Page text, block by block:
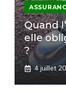
Quand
elle
?
4 juillet